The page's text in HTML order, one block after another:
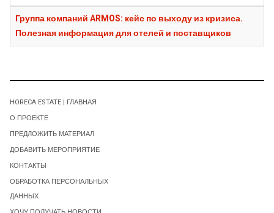
Группа компаний ARMOS: кейс по выходу из кризиса.
Полезная информация для отелей и поставщиков
HORECA ESTATE | ГЛАВНАЯ
О ПРОЕКТЕ
ПРЕДЛОЖИТЬ МАТЕРИАЛ
ДОБАВИТЬ МЕРОПРИЯТИЕ
КОНТАКТЫ
ОБРАБОТКА ПЕРСОНАЛЬНЫХ
ДАННЫХ